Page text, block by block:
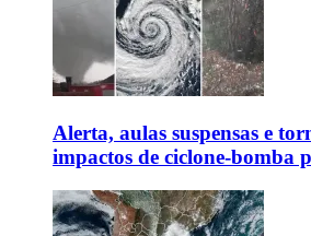
Alerta, aulas suspensas e
impactos de ciclone-bomba